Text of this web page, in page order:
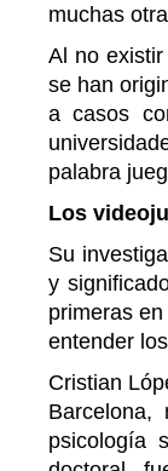
muchas
Al no
se han
a casos
palabra
Los
Su
y
primeras
entender
Cristian
psicología